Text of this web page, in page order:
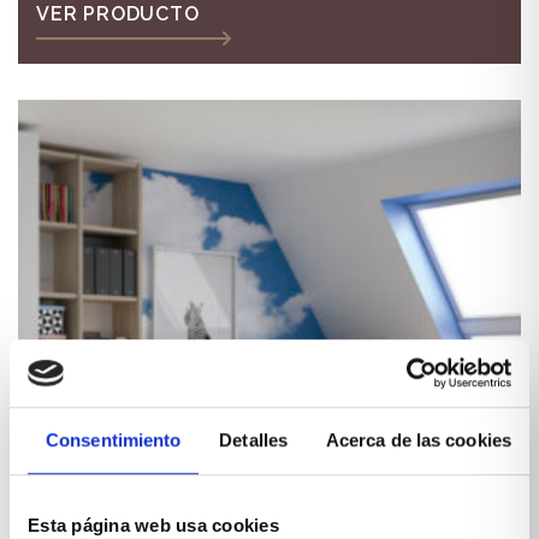
Consentimiento Detalles Acerca de las cookies
Esta página web usa cookies
VER PRODUCTO